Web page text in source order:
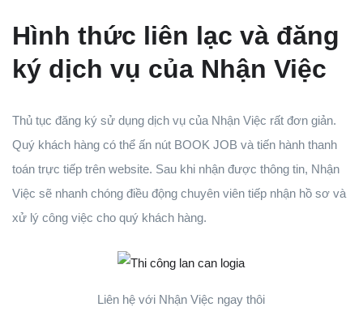
Hình thức liên lạc và đăng
ký dịch vụ của Nhận Việc
Thủ tục đăng ký sử dụng dịch vụ của Nhận Việc rất đơn giản.
Quý khách hàng có thể ấn nút BOOK JOB và tiến hành thanh
toán trực tiếp trên website. Sau khi nhận được thông tin, Nhận
Việc sẽ nhanh chóng điều động chuyên viên tiếp nhận hồ sơ và
xử lý công việc cho quý khách hàng.
Liên hệ với Nhận Việc ngay thôi